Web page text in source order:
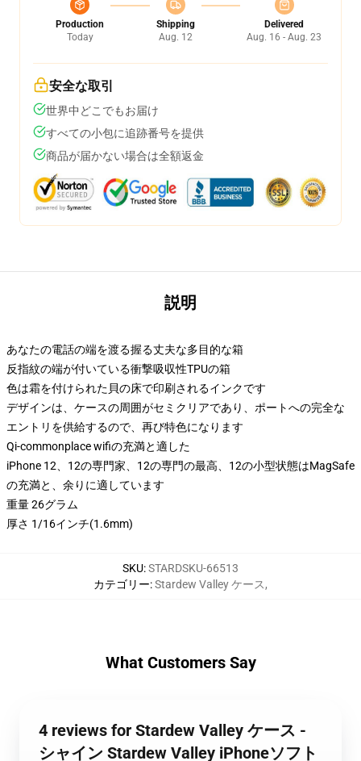
Production
Today
Shipping
Aug. 12
Delivered
Aug. 16 - Aug. 23
安全な取引
世界中どこでもお届け
すべての小包に追跡番号を提供
商品が届かない場合は全額返金
説明
あなたの電話の端を渡る握る丈夫な多目的な箱
反指紋の端が付いている衝撃吸収性TPUの箱
色は霜を付けられた貝の床で印刷されるインクです
デザインは、ケースの周囲がセミクリアであり、ポートへの完全な
エントリを供給するので、再び特色になります
Qi-commonplace wifiの充満と適した
iPhone 12、12の専門家、12の専門の最高、12の小型状態はMagSafe
の充満と、余りに適しています
重量 26グラム
厚さ 1/16インチ(1.6mm)
SKU:STARDSKU-66513
カテゴリー:Stardew Valley ケース,
What Customers Say
4 reviews for Stardew Valley ケース -
シャイン Stardew Valley iPhoneソフト